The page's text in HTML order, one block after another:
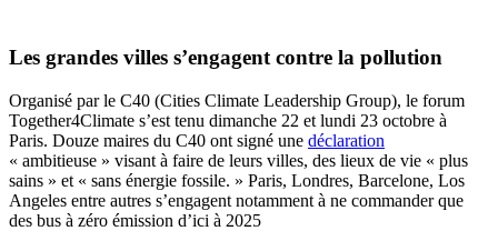
Les grandes villes s’engagent contre la pollution
Organisé par le C40 (Cities Climate Leadership Group), le forum
Together4Climate s’est tenu dimanche 22 et lundi 23 octobre à
Paris. Douze maires du C40 ont signé une déclaration
« ambitieuse » visant à faire de leurs villes, des lieux de vie « plus
sains » et « sans énergie fossile. » Paris, Londres, Barcelone, Los
Angeles entre autres s’engagent notamment à ne commander que
des bus à zéro émission d’ici à 2025